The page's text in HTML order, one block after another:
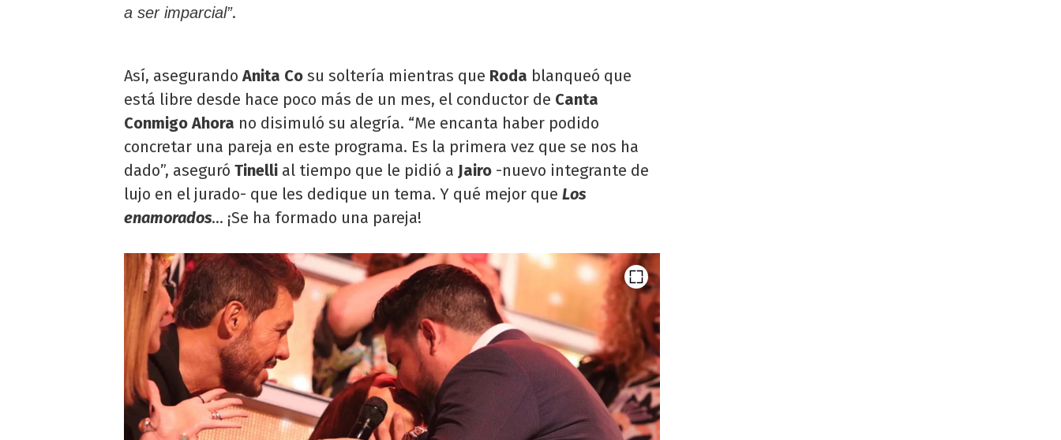
a ser imparcial”.
Así, asegurandoAnita Co su soltería mientras que Roda blanqueó que
está libre desde hace poco más de un mes, el conductor de Canta
Conmigo Ahora no disimuló su alegría. “Me encanta haber podido
concretar una pareja en este programa. Es la primera vez que se nos ha
dado”, aseguró Tinelli al tiempo que le pidió a Jairo -nuevo integrante de
lujo en el jurado- que les dedique un tema. Y qué mejor que Los
enamorados... ¡Se ha formado una pareja!